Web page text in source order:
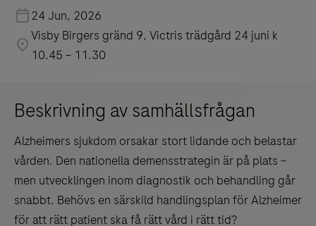
24 Jun, 2026
Visby Birgers gränd 9, Victris trädgård 24 juni k
10.45 – 11.30
Beskrivning av samhällsfrågan
Alzheimers sjukdom orsakar stort lidande och belastar
vården. Den nationella demensstrategin är på plats –
men utvecklingen inom diagnostik och behandling går
snabbt. Behövs en särskild handlingsplan för Alzheimer
för att rätt patient ska få rätt vård i rätt tid?